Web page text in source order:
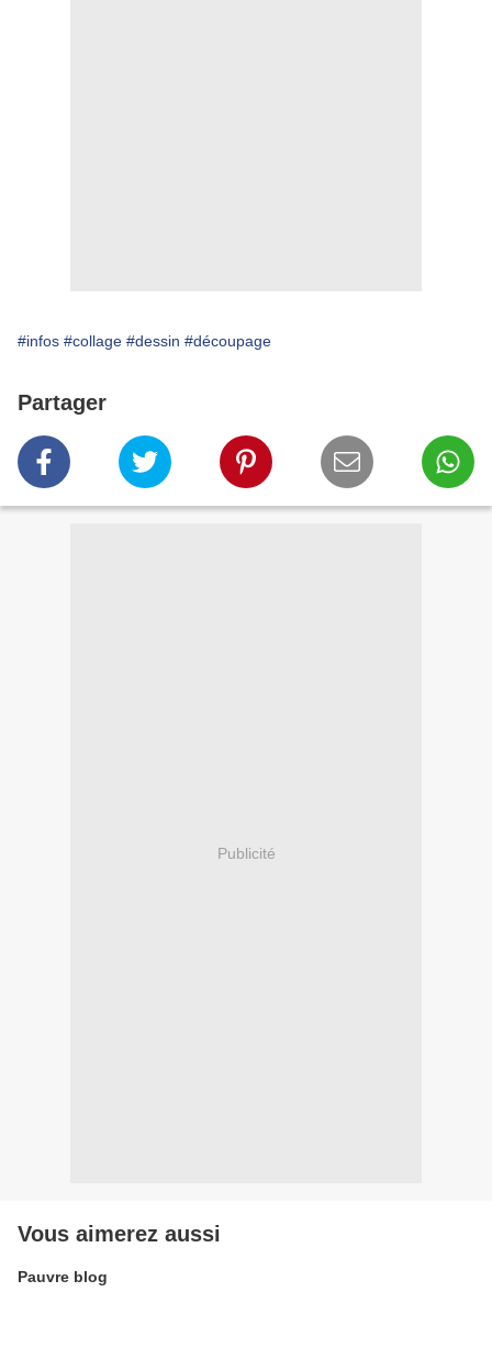
#infos #collage #dessin #découpage
Partager
Publicité
Vous aimerez aussi
Pauvre blog